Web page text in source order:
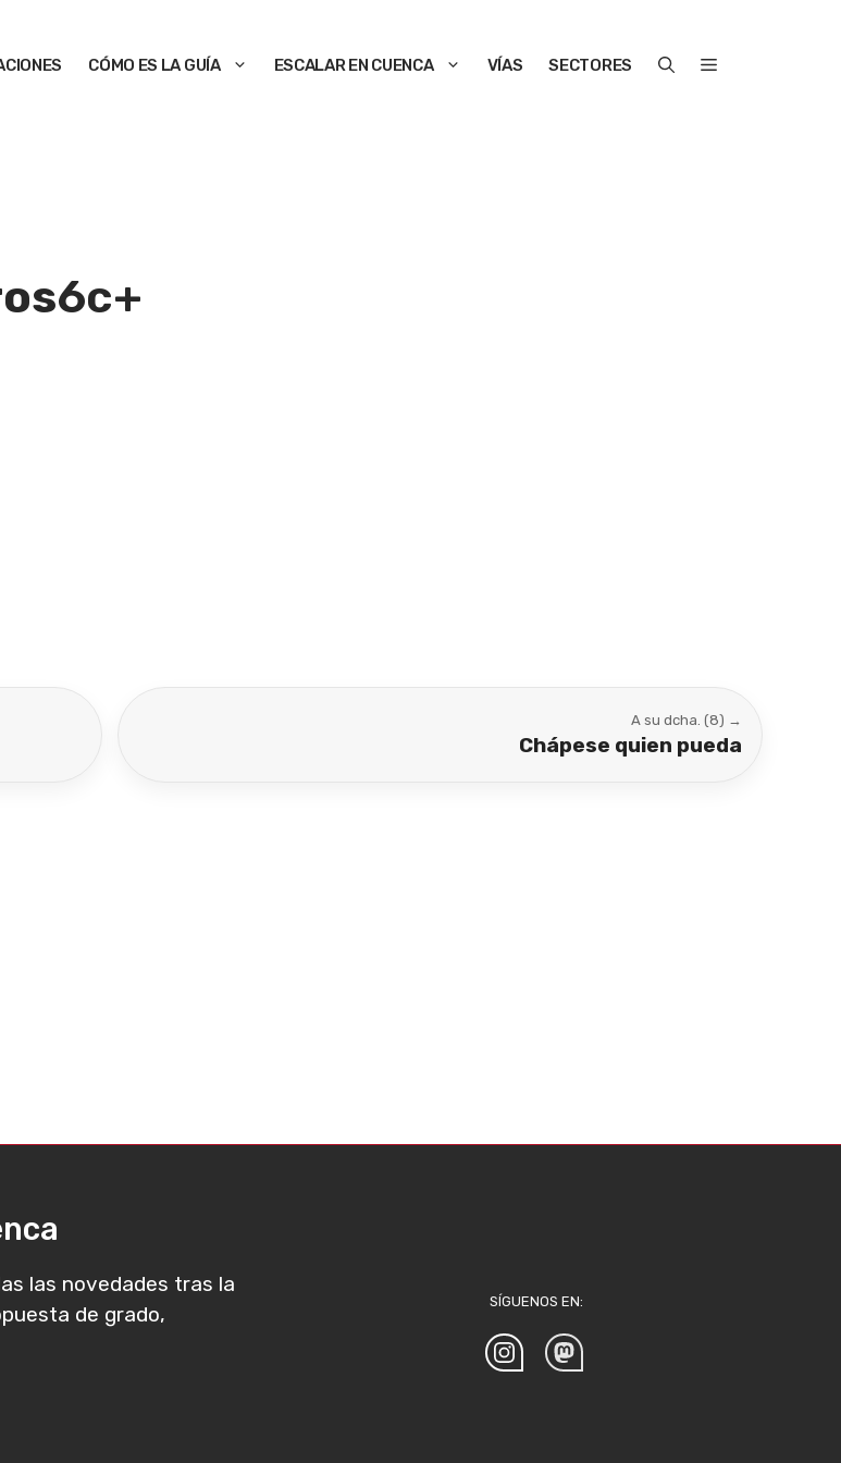
CÓMO ES LA GUÍA ESCALAR EN CUENCA VÍAS SECTORES
6c+
A su dcha. (8) →
Chápese quien pueda
las novedades tras la
de grado,
SÍGUENOS EN: